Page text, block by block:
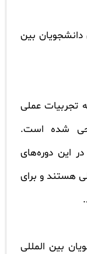
دانشجویان بین
تجربیات عملی
شده است.
این دوره‌های
هستند و برای
بین المللی